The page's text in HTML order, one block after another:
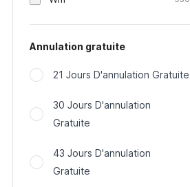
Annulation gratuite
21 Jours D'annulation Gratuite
30 Jours D'annulation
Gratuite
43 Jours D'annulation
Gratuite